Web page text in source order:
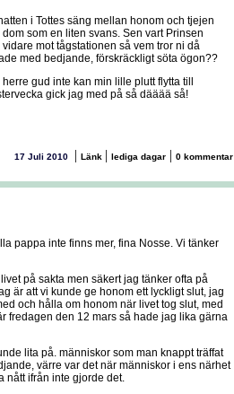
i Tottes säng mellan honom och tjejen
som en liten svans. Sen vart Prinsen
mot tågstationen så vem tror ni då
med bedjande, förskräckligt söta ögon??
gud inte kan min lille plutt flytta till
gick jag med på så dääää så!
17 Juli 2010 | Länk | lediga dagar | 0 kommentar
pappa inte finns mer, fina Nosse. Vi tänker
på sakta men säkert jag tänker ofta på
är att vi kunde ge honom ett lyckligt slut, jag
och hålla om honom när livet tog slut, med
fredagen den 12 mars så hade jag lika gärna
lita på. människor som man knappt träffat
värre var det när människor i ens närhet
nått ifrån inte gjorde det.